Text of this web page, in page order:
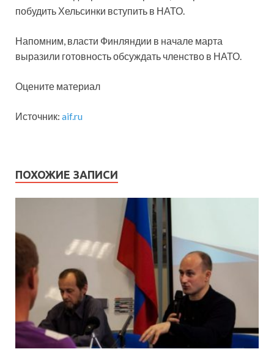
побудить Хельсинки вступить в НАТО.
Напомним, власти Финляндии в начале марта
выразили готовность обсуждать членство в НАТО.
Оцените материал
Источник: aif.ru
ПОХОЖИЕ ЗАПИСИ